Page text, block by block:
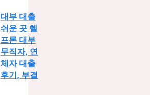
대부 대출
쉬운 곳 헬
프론 대부
무직자, 연
체자 대출
후기, 부결